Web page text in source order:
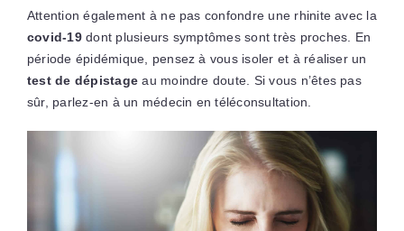
Attention également à ne pas confondre une rhinite avec la
covid-19dont plusieurs symptômes sont très proches. En
période épidémique, pensez à vous isoler et à réaliser un
test de dépistage au moindre doute. Si vous n’êtes pas
sûr, parlez-en à un médecin en téléconsultation.